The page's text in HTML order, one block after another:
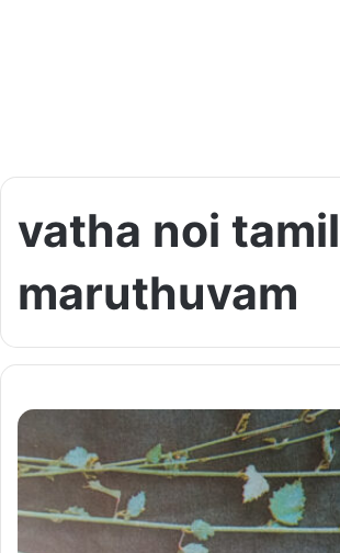
vatha noi tamil
maruthuvam